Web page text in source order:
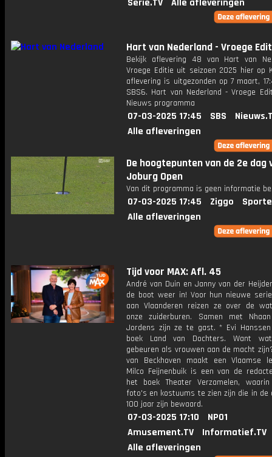
Serie.TV
Alle afleveringen
Hart van Nederland - Vroege
Bekijk aflevering 48 van Hart van
Vroege Editie uit seizoen 2025 hier op
aflevering is uitgezonden op 7 maart,
SBS6. Hart van Nederland - Vroege
Nieuws programma
07-03-2025 17:45 SBS
Alle afleveringen
De hoogtepunten van de 2e dag
Joburg Open
Van dit programma is geen informatie
07-03-2025 17:45 Ziggo
Alle afleveringen
Tijd voor MAX: Afl. 45
André van Duin en Janny van der
de boot weer in! Voor hun nieuwe
aan Vlaanderen reizen ze over de
onze zuiderburen. Samen met
Jordens zijn ze te gast. * Evi
boek Land van Dochters. Want
gebeuren als vrouwen aan de macht
van Beckhoven maakt een Vlaamse
Milco Feijnenbuik is een van de
het boek Theater Verzamelen,
foto's en kostuums te zien zijn die in de
100 jaar zijn bewaard.
07-03-2025 17:10
NPO1
Amusement.TV
Informatief.TV
Alle afleveringen